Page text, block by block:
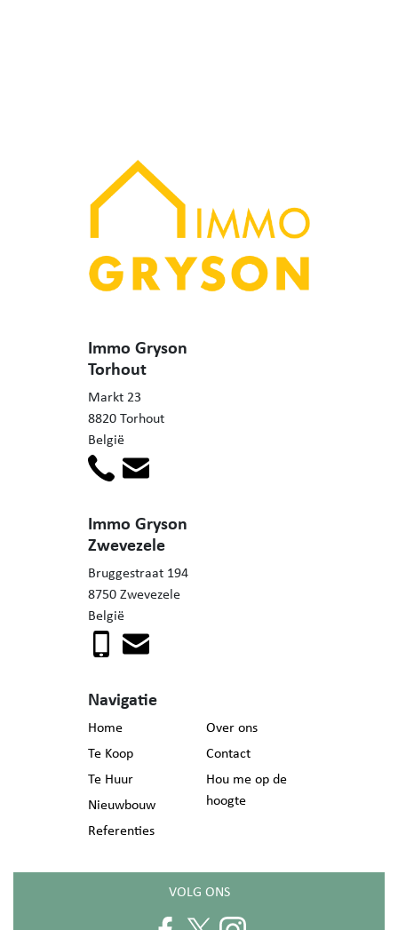
Immo Gryson
Torhout
Markt 23
8820 Torhout
België
Immo Gryson
Zwevezele
Bruggestraat 194
8750 Zwevezele
België
Navigatie
Home
Te Koop
Te Huur
Nieuwbouw
Referenties
Over ons
Contact
Hou me op de
hoogte
VOLG ONS